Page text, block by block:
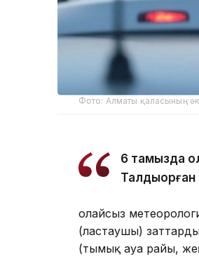
Фото: Алматы қаласының
6 тамызда
Қолайсыз
(ластаушы)
(тымық ауа райы,